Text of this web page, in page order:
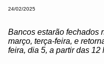
24/02/2025
Bancos estarão fechados
março, terça-feira, e
feira, dia 5, a partir das 12